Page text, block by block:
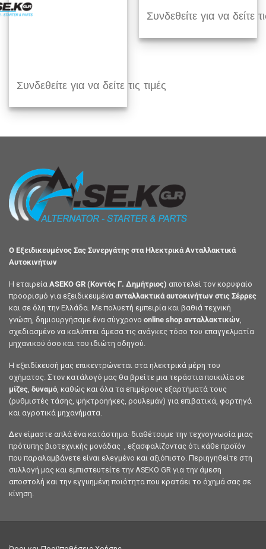
Συνδεθείτε για να δείτε τις τιμές
Συνδεθείτε για να δείτε
Ο Εξειδικευμένος Σας Συνεργάτης στα Ηλεκτρικά Ανταλλακτικά
Αυτοκινήτων
Η εταιρεία ASEKO GR (Κοντός Γ. Δημήτριος) αποτελεί τον κορυφαίο
προορισμό για εξειδικευμένα ανταλλακτικά αυτοκινήτων στις Σέρρες
και σε όλη την Ελλάδα. Με πολυετή εμπειρία και βαθιά τεχνική
γνώση, δημιουργήσαμε ένα σύγχρονο online shop ανταλλακτικών,
σχεδιασμένο να καλύπτει άμεσα τις ανάγκες τόσο του επαγγελματία
μηχανικού όσο και του ιδιώτη οδηγού.
Η εξειδίκευσή μας επικεντρώνεται στα ηλεκτρικά μέρη του
οχήματος. Στον κατάλογό μας θα βρείτε μια τεράστια ποικιλία σε
μίζες δυναμό , καθώς και όλα τα επιμέρους εξαρτήματά τους
(ρυθμιστές τάσης, ψήκτροηήκες, ρουλεμάν) για επιβατικά, φορτηγά
και αγροτικά μηχανήματα.
Δεν είμαστε απλά ένα κατάστημα· διαθέτουμε την τεχνογνωσία μιας
πρότυπης βιοτεχνικής μονάδας , εξασφαλίζοντας ότι κάθε προϊόν
που παραλαμβάνετε είναι ελεγμένο και αξιόπιστο. Περιηγηθείτε στη
συλλογή μας και εμπιστευτείτε την ASEKO GR για την άμεση
αποστολή και την εγγυημένη ποιότητα που κρατάει το όχημά σας σε
κίνηση.